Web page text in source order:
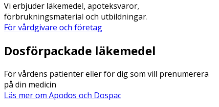
Vi erbjuder läkemedel, apoteksvaror,
förbrukningsmaterial och utbildningar.
För vårdgivare och företag
Dosförpackade läkemedel
För vårdens patienter eller för dig som vill prenumerera
på din medicin
Läs mer om Apodos och Dospac